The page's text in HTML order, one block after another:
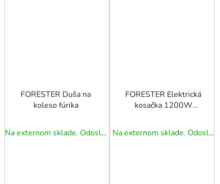
FORESTER Duša na
koleso fúrika
Na externom sklade. Odoslanie 3 - 5 prac. dní.
FORESTER Elektrická
kosačka 1200W
Na externom sklade. Odoslanie 3 - 5 prac. dní.